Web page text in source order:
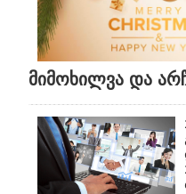
მიმოხილვა და